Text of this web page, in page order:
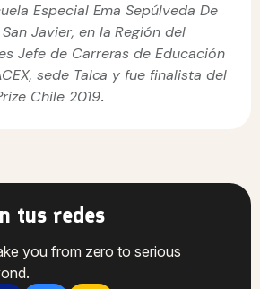
Especial Ema Sepúlveda De
Javier, en la Región del
Jefe de Carreras de Educación
sede Talca y fue finalista del
Chile 2019.
tus redes
you from zero to serious